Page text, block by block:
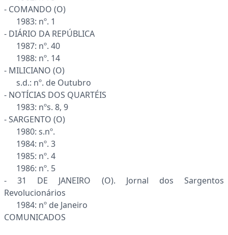
- COMANDO (O)
1983: nº. 1
- DIÁRIO DA REPÚBLICA
1987: nº. 40
1988: nº. 14
- MILICIANO (O)
s.d.: nº. de Outubro
- NOTÍCIAS DOS QUARTÉIS
1983: nºs. 8, 9
- SARGENTO (O)
1980: s.nº.
1984: nº. 3
1985: nº. 4
1986: nº. 5
- 31 DE JANEIRO (O). Jornal dos Sargentos
Revolucionários
1984: nº de Janeiro
COMUNICADOS